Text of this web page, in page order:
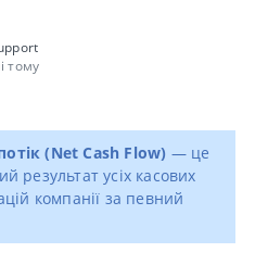
тому
(Net Cash Flow) — це
результат усіх касових
компанії за певний